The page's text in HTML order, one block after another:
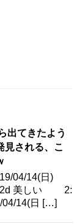
出てきたよう
見される、こ
04/14(日)
美しい 2:
04/14(日 […]